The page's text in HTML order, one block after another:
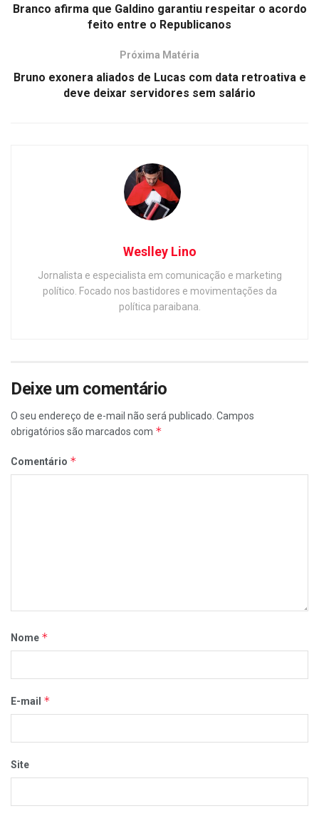
Branco afirma que Galdino garantiu respeitar o acordo
feito entre o Republicanos
Próxima Matéria
Bruno exonera aliados de Lucas com data retroativa e
deve deixar servidores sem salário
Weslley Lino
Jornalista e especialista em comunicação e marketing
político. Focado nos bastidores e movimentações da
política paraibana.
Deixe um comentário
O seu endereço de e-mail não será publicado. Campos
obrigatórios são marcados com *
Comentário *
Nome *
E-mail *
Site